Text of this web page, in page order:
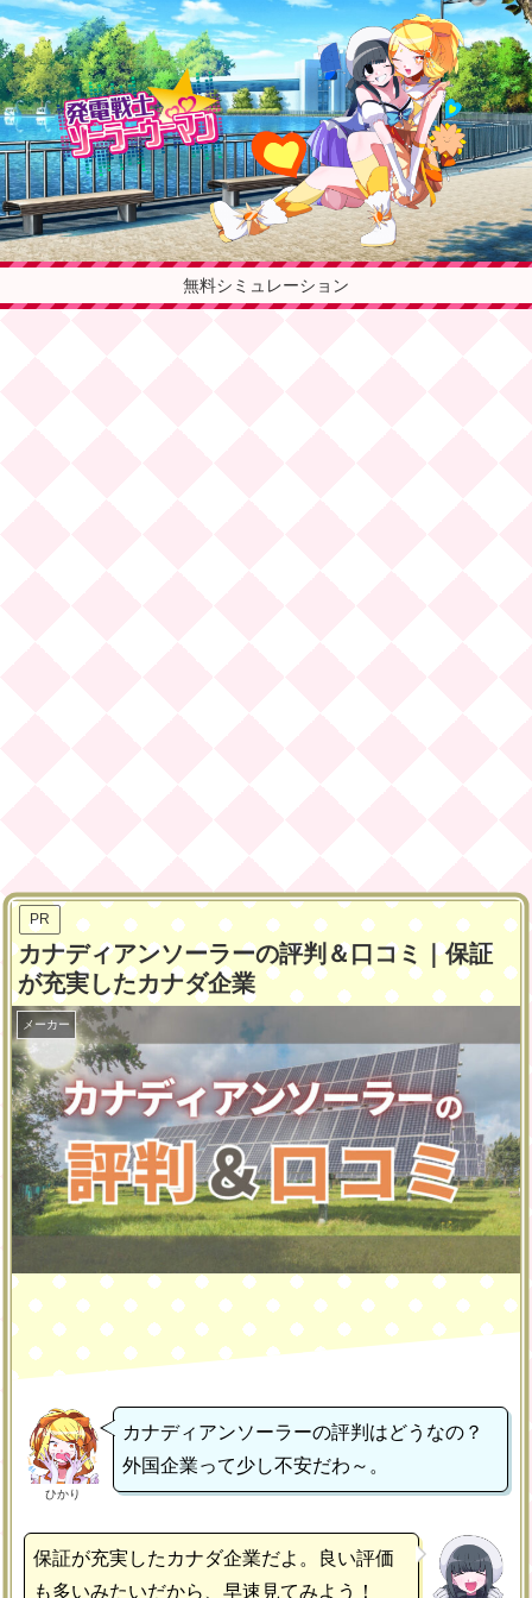
無料シミュレーション
PR
カナディアンソーラーの評判＆口コミ｜保証
が充実したカナダ企業
メーカー
ひかり
カナディアンソーラーの評判はどうなの？
外国企業って少し不安だわ～。
保証が充実したカナダ企業だよ。良い評価
も多いみたいだから、早速見てみよう！